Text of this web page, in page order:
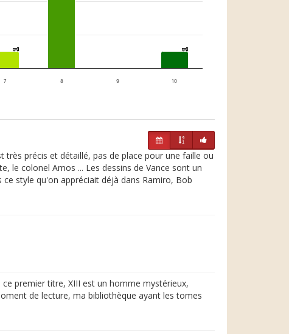
1
1 1
1
7 8 9 10
précis et détaillé, pas de place pour une faille ou
le colonel Amos ... Les dessins de Vance sont un
style qu'on appréciait déjà dans Ramiro, Bob
premier titre, XIII est un homme mystérieux,
de lecture, ma bibliothèque ayant les tomes